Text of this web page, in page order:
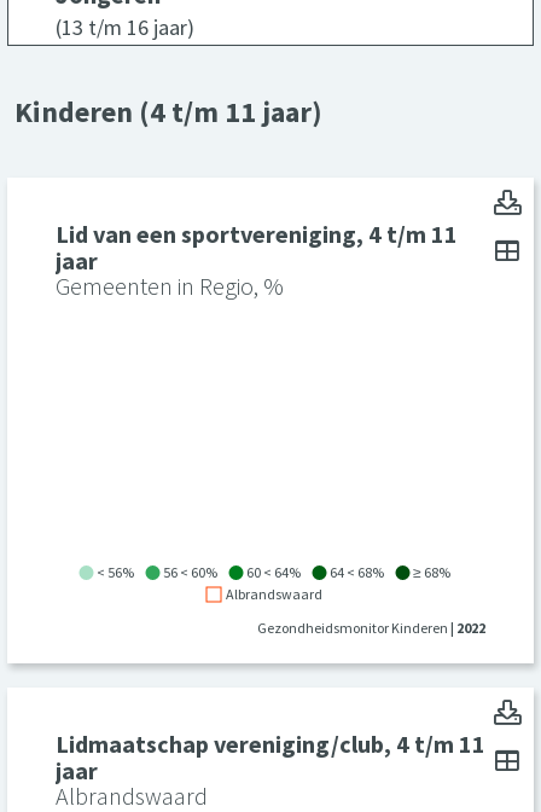
(13 t/m 16 jaar)
Kinderen (4 t/m 11 jaar)
Lid van een sportvereniging, 4 t/m 11
jaar
Gemeenten in Regio, %
< 56% 56 < 60% 60 < 64% 64 < 68%
≥ 68%
Albrandswaard
Gezondheidsmonitor Kinderen | 2022
Lidmaatschap vereniging/club, 4 t/m 11
jaar
Albrandswaard